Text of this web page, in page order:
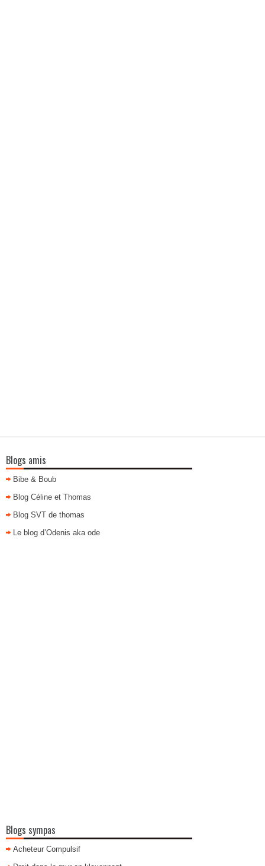
Blogs amis
Bibe & Boub
Blog Céline et Thomas
Blog SVT de thomas
Le blog d’Odenis aka ode
Blogs sympas
Acheteur Compulsif